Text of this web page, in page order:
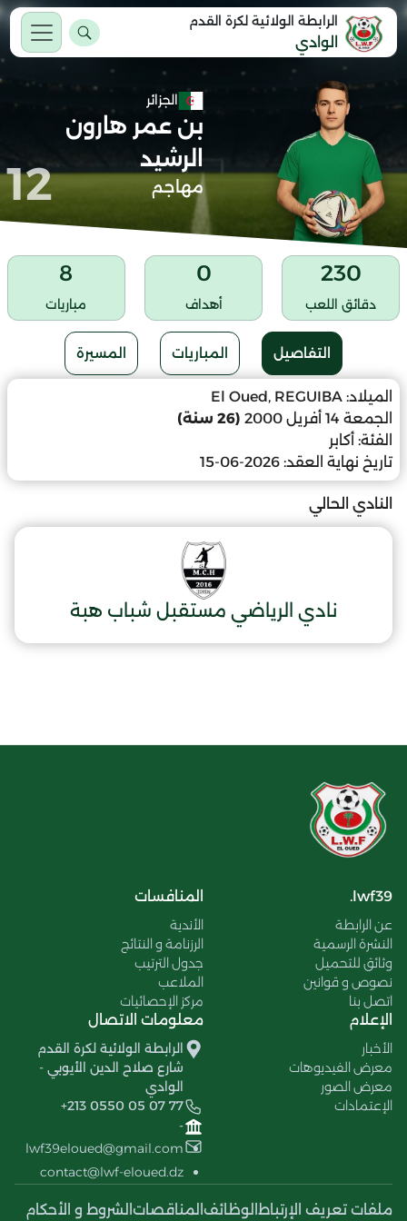
الرابطة الولائية لكرة القدم
الوادي
الجزائر
بن عمر هارون
الرشيد
مهاجم 12
230
دقائق اللعب
0
أهداف
8
مباريات
التفاصيل المباريات المسيرة
الميلاد: El Oued, REGUIBA
الجمعة 14 أفريل 2000
(26 سنة)
الفئة: أكابر
تاريخ نهاية العقد: 2026-06-15
النادي الحالي
نادي الرياضي مستقبل شباب هبة
lwf39.
عن الرابطة
النشرة الرسمية
وثائق للتحميل
نصوص و قوانين
اتصل بنا
المنافسات
الأندية
الرزنامة و النتائج
جدول الترتيب
الملاعب
مركز الإحصائيات
الإعلام
الأخبار
معرض الفيديوهات
معرض الصور
الإعتمادات
معلومات الاتصال
الرابطة الولائية لكرة القدم
شارع صلاح الدين الأيوبي -
الوادي
+213 0550 05 07 77
-
lwf39eloued@gmail.com
contact@lwf-eloued.dz
ملفات تعريف الإرتباط الوظائف المناقصات الشروط و الأحكام